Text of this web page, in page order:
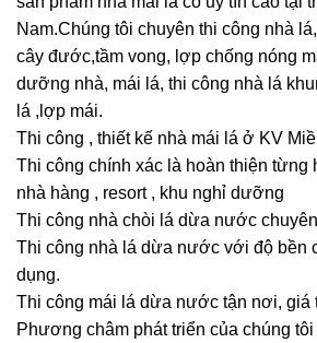
Nam.Chúng tôi chuyên thi công nhà
cây đước,tầm vong, lợp chống nóng
dưỡng nhà, mái lá, thi công nhà lá
lá ,lợp mái.
Thi công , thiết kế nhà mái lá ở KV
Thi công chính xác là hoàn thiện từng
nhà hàng , resort , khu nghỉ dưỡng
Thi công nhà chòi lá dừa nước
Thi công nhà lá dừa nước với độ bền
dụng.
Thi công mái lá dừa nước tận nơi, giá
Phương châm phát triển của chúng tôi